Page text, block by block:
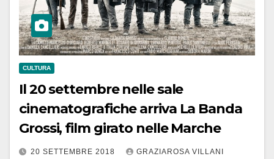
CULTURA
Il 20 settembre nelle sale
cinematografiche arriva La Banda
Grossi, film girato nelle Marche
20 SETTEMBRE 2018 GRAZIAROSA VILLANI